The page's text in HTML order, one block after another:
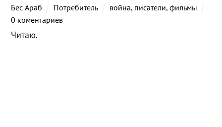
Бес Араб Потребитель война, писатели, фильмы
0 коментариев
Читаю.